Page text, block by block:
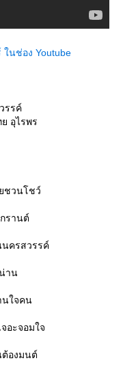
นช่อง Youtube
รรค์
อุไรพร
ชวนโชว์
รานต์
นครสวรรค์
าน
นใจคน
อะจอมใจ
ต้องมนต์